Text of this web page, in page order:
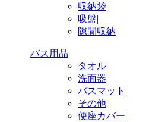
収納袋|
吸盤|
隙間収納
バス用品
タオル|
洗面器|
バスマット |
その他|
便座カバー|